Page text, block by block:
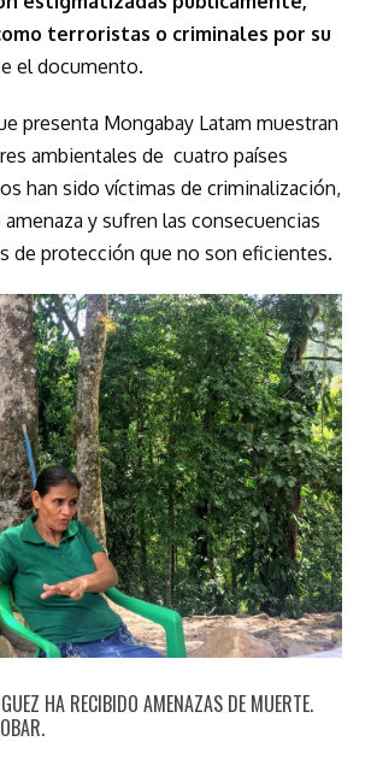
terroristas o criminales por su
el documento.
presenta Mongabay Latam muestran
ambientales de cuatro países
han sido víctimas de criminalización,
y sufren las consecuencias
de protección que no son eficientes.
HA RECIBIDO AMENAZAS DE MUERTE.